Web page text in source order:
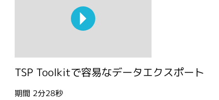
TSP Toolkitで容易なデータエクスポート
期間 2分28秒